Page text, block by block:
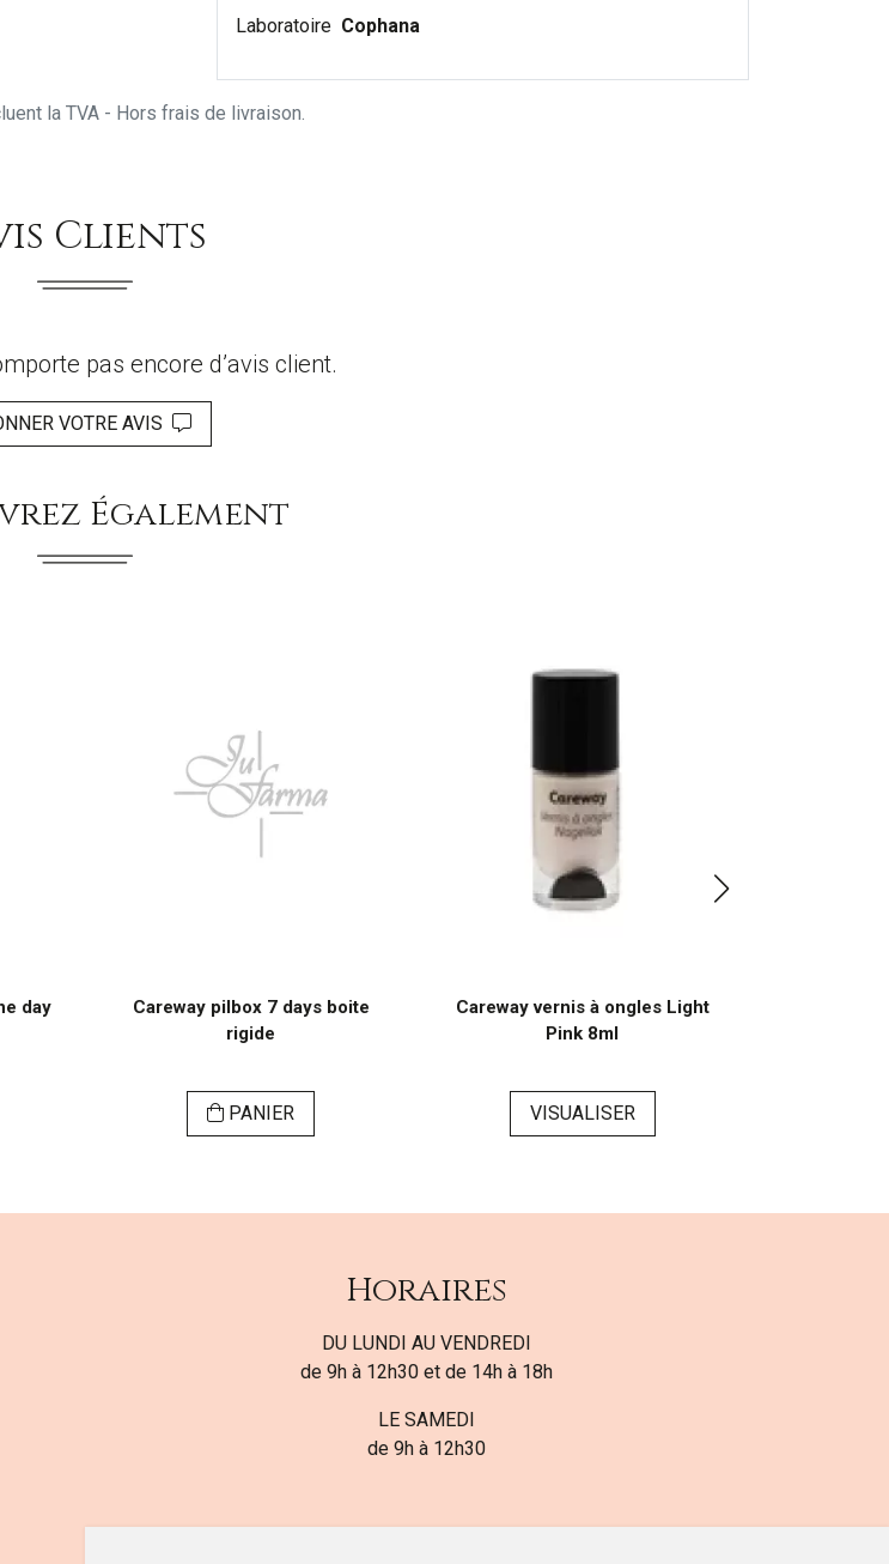
Laboratoire Cophana
la TVA - Hors frais de livraison.
Clients
pas encore d’avis client.
VOTRE AVIS
Également
day
Careway pilbox 7 days boite
rigide
PANIER
Careway vernis à ongles Light
Pink 8ml
VISUALISER
Horaires
DU LUNDI AU VENDREDI
de 9h à 12h30 et de 14h à 18h
LE SAMEDI
de 9h à 12h30